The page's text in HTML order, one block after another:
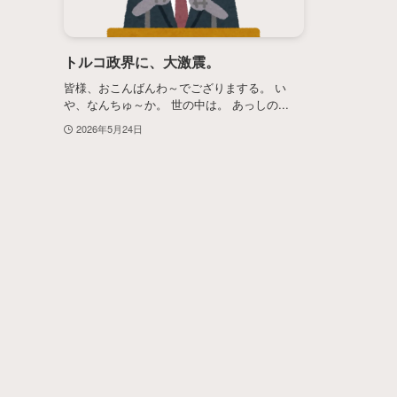
トルコ政界に、大激震。
皆様、おこんばんわ～でござりまする。 い
や、なんちゅ～か。 世の中は。 あっしの...
2026年5月24日